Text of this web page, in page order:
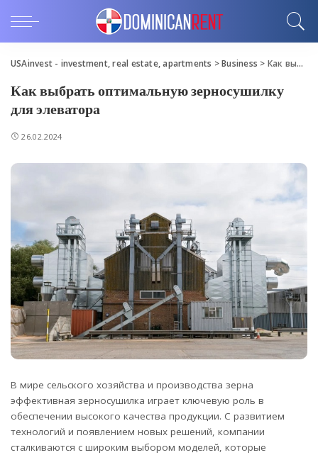
USAinvest - investment, real estate, apartments >Business > Как выбрать оптимальную зерносушилку для элеватора
Как выбрать оптимальную зерносушилку
для элеватора
26.02.2024
В мире сельского хозяйства и производства зерна
эффективная зерносушилка играет ключевую роль в
обеспечении высокого качества продукции. С развитием
технологий и появлением новых решений, компании
сталкиваются с широким выбором моделей, которые